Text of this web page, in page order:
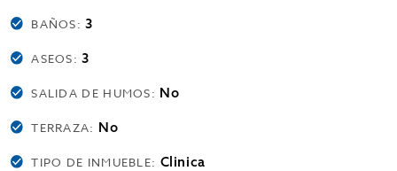
BAÑOS:3
ASEOS:3
SALIDA DE HUMOS: No
TERRAZA: No
TIPO DE INMUEBLE: Clinica